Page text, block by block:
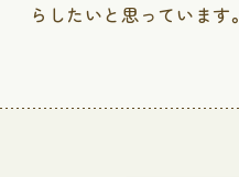
らしたいと思っています。